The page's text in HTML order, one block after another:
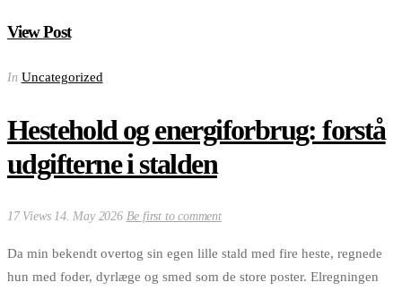
View Post
In Uncategorized
Hestehold og energiforbrug: forstå
udgifterne i stalden
17 Views 14. May 2026 Be first to comment
Da min bekendt overtog sin egen lille stald med fire heste, regnede
hun med foder, dyrlæge og smed som de store poster. Elregningen